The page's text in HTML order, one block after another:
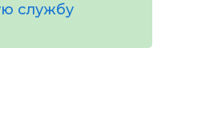
службу